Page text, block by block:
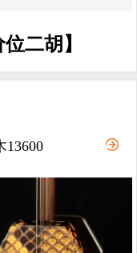
二胡】
13600